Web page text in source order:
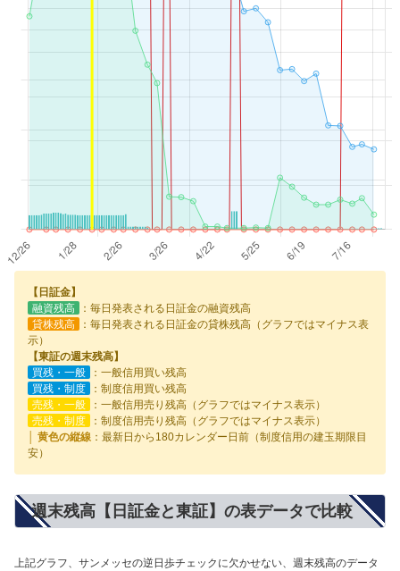
【日証金】
融資残高
：毎日発表される日証金の融資残高
貸株残高
：毎日発表される日証金の貸株残高（グラフではマイナス表
示）
【東証の週末残高】
買残・一般
：一般信用買い残高
買残・制度
：制度信用買い残高
売残・一般
：一般信用売り残高（グラフではマイナス表示）
売残・制度
：制度信用売り残高（グラフではマイナス表示）
│ 黄色の縦線 ：最新日から180カレンダー日前（制度信用の建玉期限目
安）
週末残高【日証金と東証】の表データで比較
上記グラフ、サンメッセの逆日歩チェックに欠かせない、週末残高のデータ